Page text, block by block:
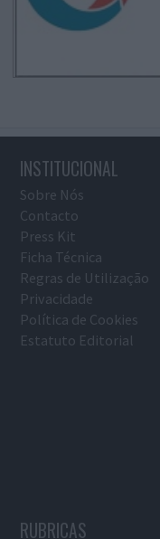
INSTITUCIONAL
Sobre Nós
Contacto
Press Kit
Ficha Técnica
Regras de Utilização
Privacidade
Política de Cookies
Estatuto Editorial
RUBRICAS